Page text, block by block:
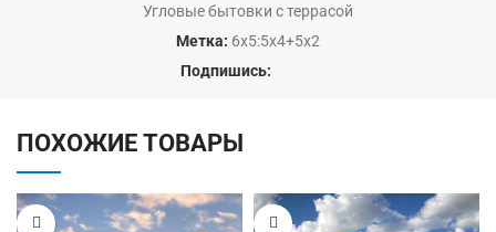
Угловые бытовки с террасой
Метка: 6х5:5х4+5х2
Подпишись:
ПОХОЖИЕ ТОВАРЫ